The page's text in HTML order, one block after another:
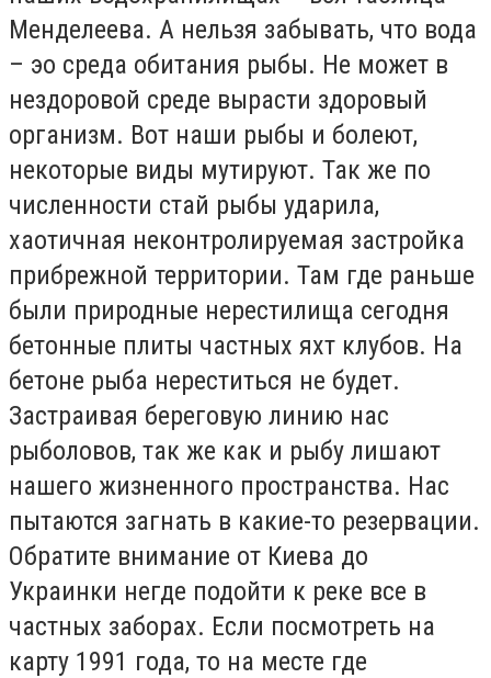
Менделеева. А нельзя забывать, что вода
– эо среда обитания рыбы. Не может в
нездоровой среде вырасти здоровый
организм. Вот наши рыбы и болеют,
некоторые виды мутируют. Так же по
численности стай рыбы ударила,
хаотичная неконтролируемая застройка
прибрежной территории. Там где раньше
были природные нерестилища сегодня
бетонные плиты частных яхт клубов. На
бетоне рыба нереститься не будет.
Застраивая береговую линию нас
рыболовов, так же как и рыбу лишают
нашего жизненного пространства. Нас
пытаются загнать в какие-то резервации.
Обратите внимание от Киева до
Украинки негде подойти к реке все в
частных заборах. Если посмотреть на
карту 1991 года, то на месте где